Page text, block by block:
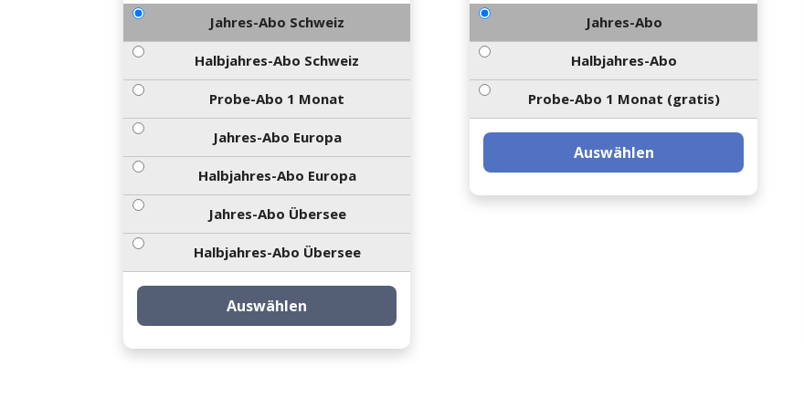
Jahres-Abo Schweiz
Halbjahres-Abo Schweiz
Probe-Abo 1 Monat
Jahres-Abo Europa
Halbjahres-Abo Europa
Jahres-Abo Übersee
Halbjahres-Abo Übersee
Auswählen
Jahres-Abo
Halbjahres-Abo
Probe-Abo 1 Monat (gratis)
Auswählen